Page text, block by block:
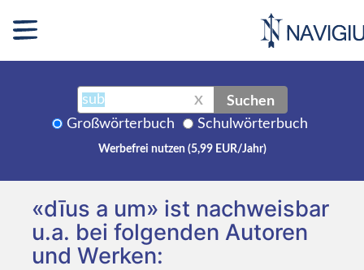
X Suchen
Großwörterbuch Schulwörterbuch
Werbefrei nutzen (5,99 EUR/Jahr)
«dīus a um» ist nachweisbar
u.a. bei folgenden Autoren
und Werken: